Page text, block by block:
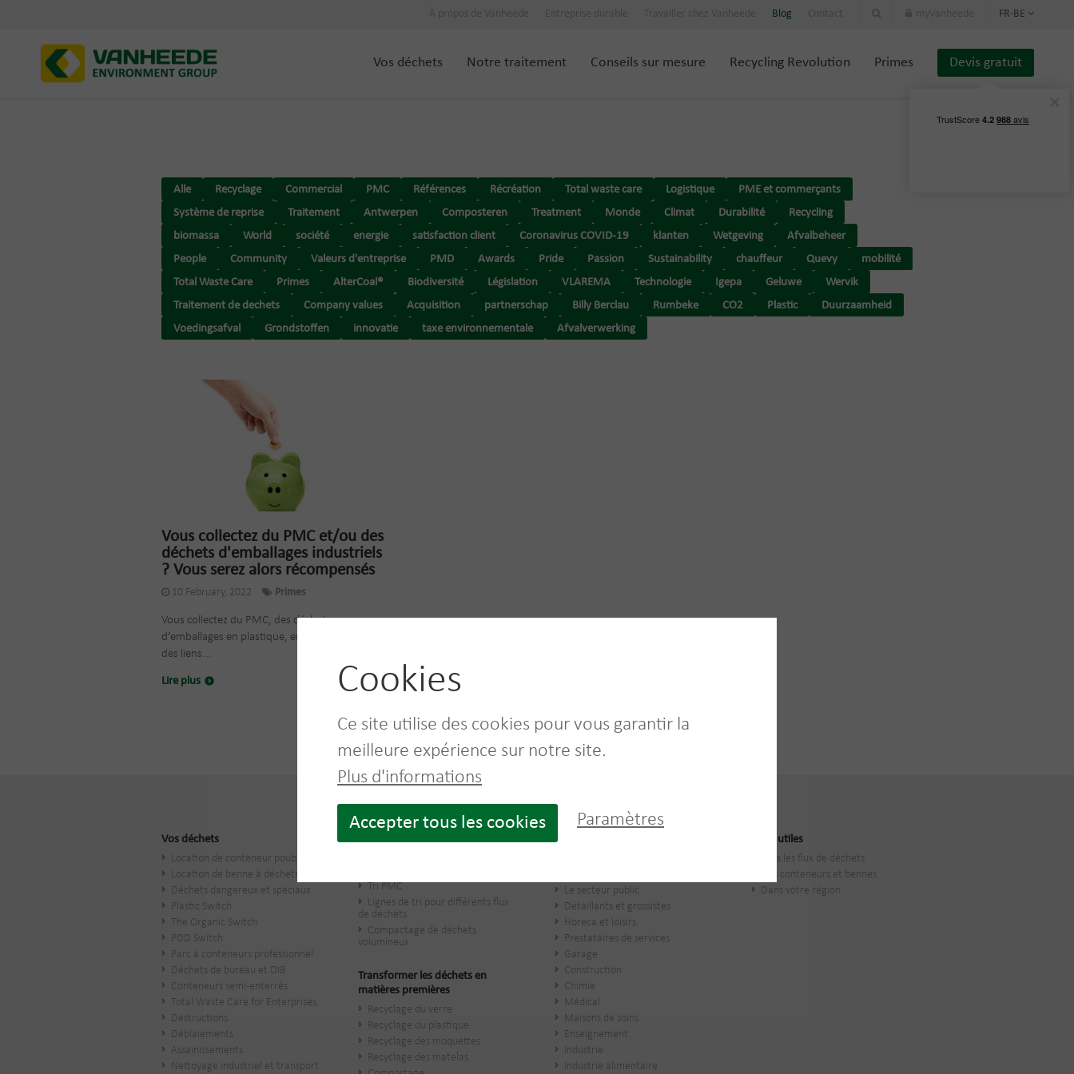
Blog FR-BE
Vos déchets Notre traitement Conseils sur mesure Recycling Revolution Primes Devis gratuit
Alle Recyclage Commercial PMC Références Récréation Total waste care Logistique
PME et commerçants
Système de reprise
Traitement Antwerpen Composteren Treatment Monde Climat Durabilité
Recycling
biomassa
World société energie satisfaction client Coronavirus COVID-19 klanten Wetgeving
Afvalbeheer
People
Community Valeurs d'entreprise PMD Awards Pride Passion Sustainability chauffeur Quevy
mobilité
Total Waste Care
Primes AlterCoal® Biodiversité Législation VLAREMA Technologie Igepa Geluwe
Wervik
Traitement de dechets
Company values Acquisition partnerschap Billy Berclau Rumbeke CO2 Plastic
Duurzaamheid
Voedingsafval
Grondstoffen innovatie taxe environnementale Afvalverwerking
Vous collectez du PMC et/ou des
déchets d'emballages industriels
? Vous serez alors récompensés
10 February, 2022 Primes
Vous collectez du PMC, des déchets
d’emballages en plastique, en bois ou en métal,
des liens...
Lire plus
Ne plus recevoir d'information
Vos déchets
Location de conteneur poubelle
Location de benne à déchets
Déchets dangereux et spéciaux
Plastic Switch
The Organic Switch
PDD Switch
Parc à conteneurs professionnel
Déchets de bureau et DIB
Conteneurs semi-enterrés
Total Waste Care for Enterprises
Destructions
Déblaiements
Assainissements
Nettoyage industriel et transport
Prétraitement de déchets
Tri PMC
Lignes de tri pour différents flux
de déchets
Compactage de déchets
volumineux
Transformer les déchets en
matières premières
Recyclage du verre
Recyclage du plastique
Recyclage des moquettes
Recyclage des matelas
Conseils sur mesure
Le secteur public
​Détaillants et grossistes
Horeca et loisirs
Prestataires de services
Garage
Construction
Chimie
Médical
Maisons de soins
Enseignement
Industrie
Industrie alimentaire
Liens utiles
Tous les flux de déchets
Nos conteneurs et bennes
Dans votre région
Cookies
Ce site utilise des cookies pour vous garantir la
meilleure expérience sur notre site.
Plus d'informations
Accepter tous les cookies Paramètres